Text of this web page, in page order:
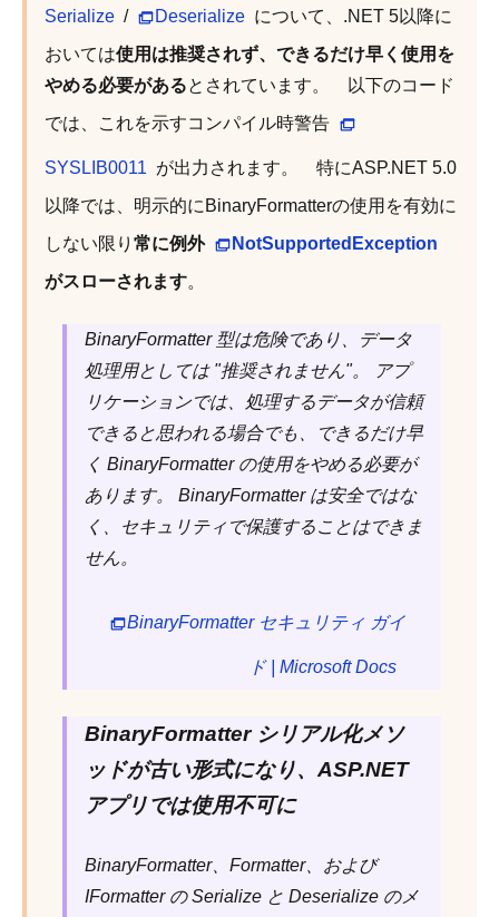
Serialize / Deserialize について、.NET 5以降に
おいては使用は推奨されず、できるだけ早く使用を
やめる必要があるとされています。 以下のコード
では、これを示すコンパイル時警告
SYSLIB0011 が出力されます。 特にASP.NET 5.0
以降では、明示的にBinaryFormatterの使用を有効に
しない限り 常に例外
NotSupportedException
がスローされます。
BinaryFormatter 型は危険であり、データ
処理用としては "推奨されません"。 アプ
リケーションでは、処理するデータが信頼
できると思われる場合でも、できるだけ早
く BinaryFormatter の使用をやめる必要が
あります。 BinaryFormatter は安全ではな
く、セキュリティで保護することはできま
せん。
BinaryFormatter セキュリティ ガイ
ド | Microsoft Docs
BinaryFormatter シリアル化メソ
ッドが古い形式になり、ASP.NET
アプリでは使用不可に
BinaryFormatter、Formatter、および
IFormatter の Serialize と Deserialize のメ